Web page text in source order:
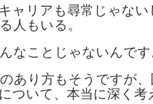
ャリアも尋常じゃな
人もいる。
なことじゃないんで
あり方もそうですが
ついて、本当に深く